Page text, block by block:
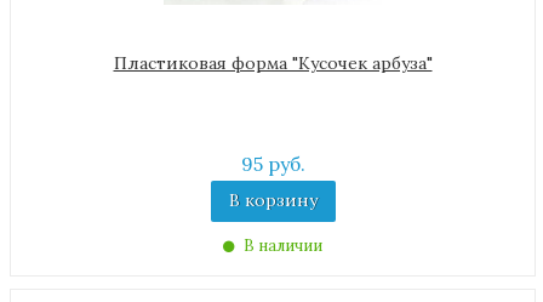
Пластиковая форма "Кусочек арбуза"
95 руб.
В корзину
В наличии